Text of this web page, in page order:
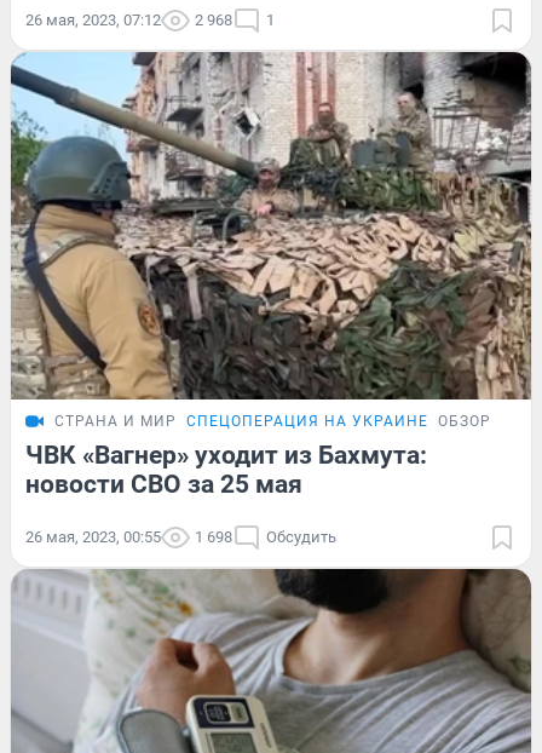
26 мая, 2023, 07:12 2 968 1
СТРАНА И МИР СПЕЦОПЕРАЦИЯ НА УКРАИНЕ ОБЗОР
ЧВК «Вагнер» уходит из Бахмута:
новости СВО за 25 мая
26 мая, 2023, 00:55 1 698 Обсудить